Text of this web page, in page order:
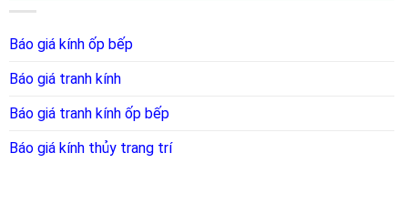
Báo giá kính ốp bếp
Báo giá tranh kính
Báo giá tranh kính ốp bếp
Báo giá kính thủy trang trí